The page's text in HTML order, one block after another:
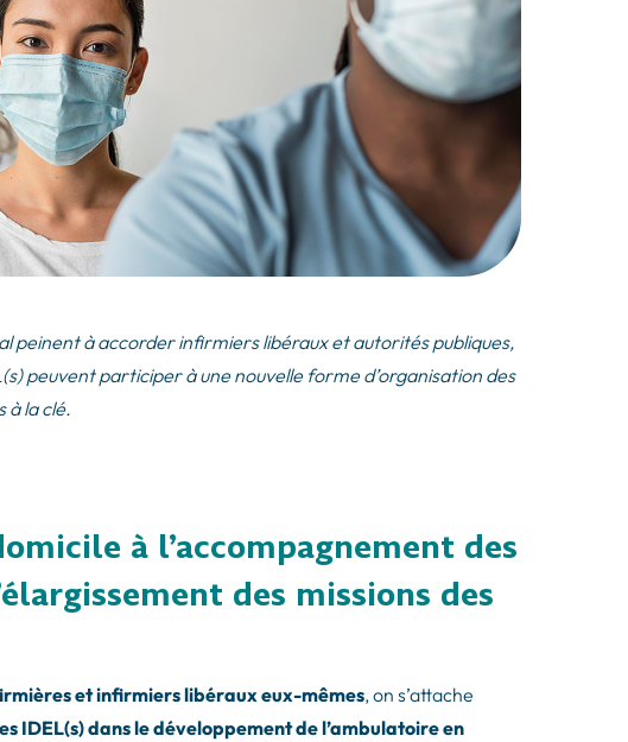
peinent à accorder infirmiers libéraux et autorités publiques,
peuvent participer à une nouvelle forme d’organisation des
à la clé.
à l’accompagnement des
des missions des
et infirmiers libéraux eux-mêmes, on s’attache
IDEL(s) dans le développement de l’ambulatoire en